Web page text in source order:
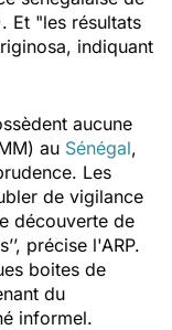
Et "les résultats
indiquant
aucune
au Sénégal,
Les
de vigilance
découverte de
précise l'ARP.
boites de
du
informel.